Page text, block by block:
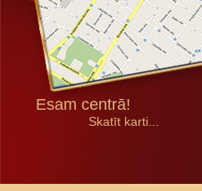
Esam centrā!
Skatīt karti...